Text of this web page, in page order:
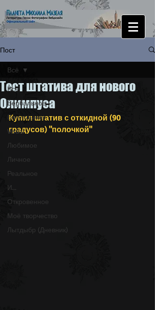
Пост
Всё
Вербальное
Визуальное
Visual
Любимое
Личное
Реальное
И...
Откровенное
Моё творчество
Лытдыбр (Дневник)
Всё
Тест штатива для нового
Олимпуса
Купил штатив с откидной (90
градусов) "полочкой"